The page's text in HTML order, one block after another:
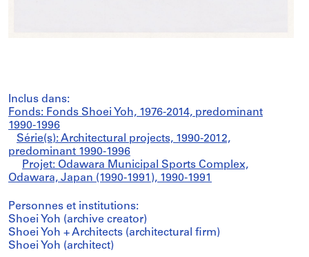
Inclus dans:
Fonds: Fonds Shoei Yoh, 1976-2014, predominant
1990-1996
Série(s): Architectural projects, 1990-2012,
predominant 1990-1996
Projet: Odawara Municipal Sports Complex,
Odawara, Japan (1990-1991), 1990-1991
Personnes et institutions:
Shoei Yoh (archive creator)
Shoei Yoh + Architects (architectural firm)
Shoei Yoh (architect)